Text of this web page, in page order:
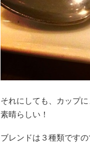
それにしても、カップ
素晴らしい！
ブレンドは３種類ですの